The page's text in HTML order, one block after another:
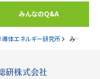
みんなのQ&A
導体エネルギー研究所 みんなのQ&A